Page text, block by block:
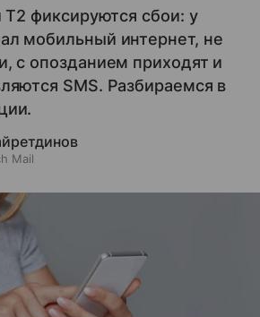
T2 фиксируются сбои: у
мобильный интернет, не
с опозданием приходят и
SMS. Разбираемся в
Mail